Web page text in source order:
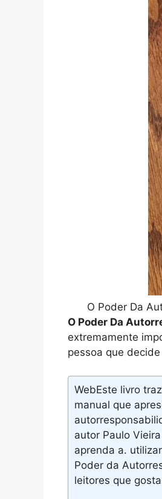
O Poder Da
O Poder Da
extremamente
pessoa que
WebEste livro
manual que
autor Paulo
aprenda a.
Poder da
leitores que